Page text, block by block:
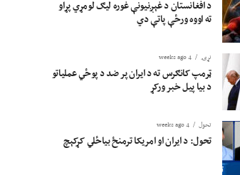
د افغانستان د غېږنیونې غوره لیګ لومړي پړاو
ته اووه ورځې پاتې دي
نړۍ 4 weeks ago
ټرمپ کانګرس ته د ایران پر ضد د پوځي عملیاتو
د بیا پیل خبر ورکړ
تحول 4 weeks ago
تحول: د ایران او امریکا ترمنځ بیاځلي کړکېچ